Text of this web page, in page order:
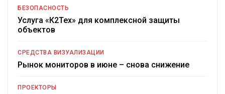
БЕЗОПАСНОСТЬ
Услуга «К2Тех» для комплексной защиты
объектов
СРЕДСТВА ВИЗУАЛИЗАЦИИ
Рынок мониторов в июне – снова снижение
ПРОЕКТОРЫ